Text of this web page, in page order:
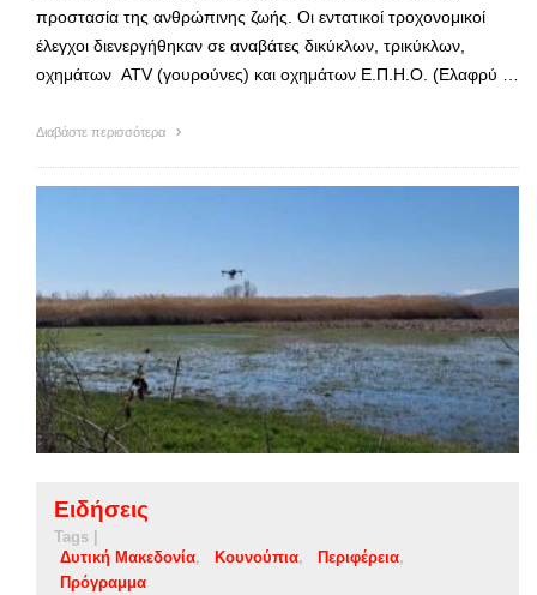
προστασία της ανθρώπινης ζωής. Οι εντατικοί τροχονομικοί
έλεγχοι διενεργήθηκαν σε αναβάτες δικύκλων, τρικύκλων,
οχημάτων ATV (γουρούνες) και οχημάτων Ε.Π.Η.Ο. (Ελαφρύ …
Διαβάστε περισσότερα
Ειδήσεις
Tags |
Δυτική Μακεδονία
Κουνούπια
Περιφέρεια
Πρόγραμμα